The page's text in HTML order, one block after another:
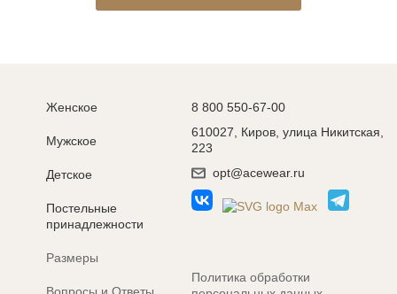
Женское
Мужское
Детское
Постельные
принадлежности
Размеры
8 800 550-67-00
610027, Киров, улица Никитская,
223
opt@acewear.ru
Политика обработки